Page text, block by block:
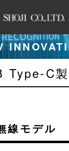
Type-C
モデル